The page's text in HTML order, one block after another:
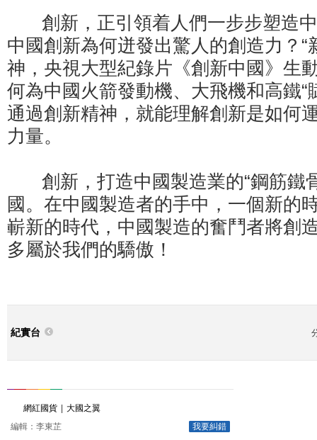
創新，正引領着人們一步步塑造中
中國創新為何迸發出驚人的創造力？“
神，央視大型紀錄片《創新中國》生
何為中國火箭發動機、大飛機和高鐵“
通過創新精神，就能理解創新是如何
力量。
創新，打造中國製造業的“鋼筋鐵
國。在中國製造者的手中，一個新的
嶄新的時代，中國製造的奮鬥者將創
多屬於我們的驕傲！
紀實台
網紅國貨 | 大國之翼
我要糾錯
編輯：李東芷